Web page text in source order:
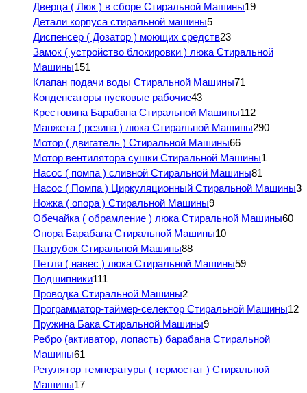
Дверца ( Люк ) в сборе Стиральной Машины19
Детали корпуса стиральной машины5
Диспенсер ( Дозатор ) моющих средств23
Замок ( устройство блокировки ) люка Стиральной
Машины151
Клапан подачи воды Стиральной Машины71
Конденсаторы пусковые рабочие43
Крестовина Барабана Стиральной Машины112
Манжета ( резина ) люка Стиральной Машины290
Мотор ( двигатель ) Стиральной Машины66
Мотор вентилятора сушки Стиральной Машины1
Насос ( помпа ) сливной Стиральной Машины81
Насос ( Помпа ) Циркуляционный Стиральной Машины3
Ножка ( опора ) Стиральной Машины9
Обечайка ( обрамление ) люка Стиральной Машины60
Опора Барабана Стиральной Машины10
Патрубок Стиральной Машины88
Петля ( навес ) люка Стиральной Машины59
Подшипники111
Проводка Стиральной Машины2
Программатор-таймер-селектор Стиральной Машины12
Пружина Бака Стиральной Машины9
Ребро (активатор, лопасть) барабана Стиральной
Машины61
Регулятор температуры ( термостат ) Стиральной
Машины17